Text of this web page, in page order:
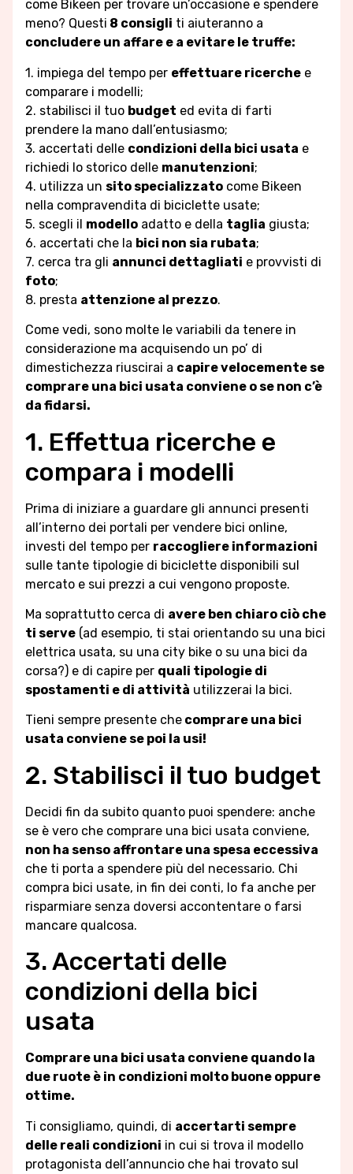
come Bikeen per trovare un’occasione e spendere
meno? Questi 8 consigli ti aiuteranno a
concludere un affare e a evitare le truffe:
1. impiega del tempo per effettuare ricerche e
comparare i modelli;
2. stabilisci il tuo budget ed evita di farti
prendere la mano dall’entusiasmo;
3. accertati delle condizioni della bici usata e
richiedi lo storico delle manutenzioni;
4. utilizza un sito specializzato come Bikeen
nella compravendita di biciclette usate;
5. scegli il modello adatto e della taglia giusta;
6. accertati che la bici non sia rubata;
7. cerca tra gli annunci dettagliati e provvisti di
foto;
8. presta attenzione al prezzo.
Come vedi, sono molte le variabili da tenere in
considerazione ma acquisendo un po’ di
dimestichezza riuscirai a capire velocemente se
comprare una bici usata conviene o se non c’è
da fidarsi.
1. Effettua ricerche e
compara i modelli
Prima di iniziare a guardare gli annunci presenti
all’interno dei portali per vendere bici online,
investi del tempo per raccogliere informazioni
sulle tante tipologie di biciclette disponibili sul
mercato e sui prezzi a cui vengono proposte.
Ma soprattutto cerca di avere ben chiaro ciò che
ti serve (ad esempio, ti stai orientando su una bici
elettrica usata, su una city bike o su una bici da
corsa?) e di capire per quali tipologie di
spostamenti e di attività utilizzerai la bici.
Tieni sempre presente che comprare una bici
usata conviene se poi la usi!
2. Stabilisci il tuo budget
Decidi fin da subito quanto puoi spendere: anche
se è vero che comprare una bici usata conviene,
non ha senso affrontare una spesa eccessiva
che ti porta a spendere più del necessario. Chi
compra bici usate, in fin dei conti, lo fa anche per
risparmiare senza doversi accontentare o farsi
mancare qualcosa.
3. Accertati delle
condizioni della bici
usata
Comprare una bici usata conviene quando la
due ruote è in condizioni molto buone oppure
ottime.
Ti consigliamo, quindi, di accertarti sempre
delle reali condizioni in cui si trova il modello
protagonista dell’annuncio che hai trovato sul